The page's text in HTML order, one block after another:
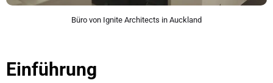
Büro von Ignite Architects in Auckland
Einführung